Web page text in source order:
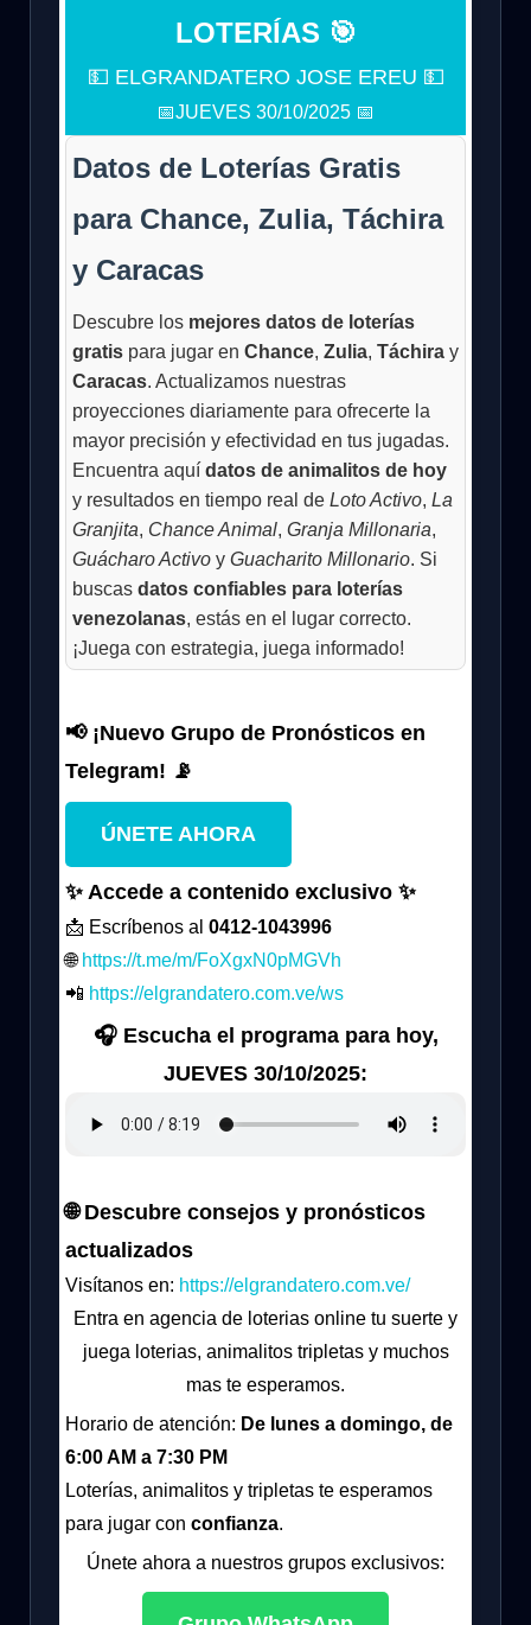
LOTERÍAS 🎯
💵 ELGRANDATERO JOSE EREU 💵
📅JUEVES 30/10/2025 📅
Datos de Loterías Gratis
para Chance, Zulia, Táchira
y Caracas
Descubre los mejores datos de loterías
gratispara jugar en Chance, Zulia, Táchiray
Caracas. Actualizamos nuestras
proyecciones diariamente para ofrecerte la
mayor precisión y efectividad en tus jugadas.
Encuentra aquí datos de animalitos de hoy
y resultados en tiempo real de Loto Activo, La
Granjita, Chance Animal, Granja Millonaria,
Guácharo Activoy Guacharito Millonario. Si
buscas datos confiables para loterías
venezolanas, estás en el lugar correcto.
¡Juega con estrategia, juega informado!
📢 ¡Nuevo Grupo de Pronósticos en
Telegram! 📡
ÚNETE AHORA
✨ Accede a contenido exclusivo ✨
📩 Escríbenos al 0412-1043996
🌐 https://t.me/m/FoXgxN0pMGVh
📲 https://elgrandatero.com.ve/ws
🎧 Escucha el programa para hoy,
JUEVES 30/10/2025:
🌐 Descubre consejos y pronósticos
actualizados
Visítanos en: https://elgrandatero.com.ve/
Entra en agencia de loterias online tu suerte y
juega loterias, animalitos tripletas y muchos
mas te esperamos.
Horario de atención: De lunes a domingo, de
6:00 AM a 7:30 PM
Loterías, animalitos y tripletas te esperamos
para jugar con confianza.
Únete ahora a nuestros grupos exclusivos: